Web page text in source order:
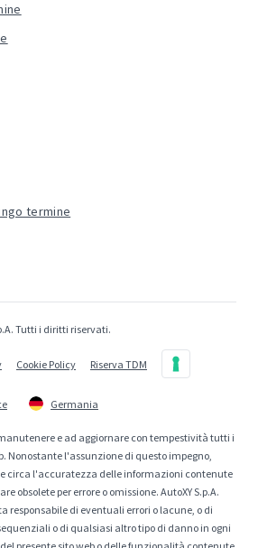
termine
Tutti i diritti riservati.
Cookie Policy Riserva TDM
Germania
e ad aggiornare con tempestività tutti i
Nonostante l'assunzione di questo impegno,
circa l'accuratezza delle informazioni contenute
obsolete per errore o omissione. AutoXY S.p.A.
responsabile di eventuali errori o lacune, o di
o di qualsiasi altro tipo di danno in ogni